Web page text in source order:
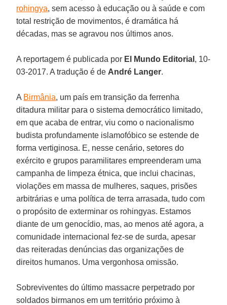
rohingya, sem acesso à educação ou à saúde e com
total restrição de movimentos, é dramática há
décadas, mas se agravou nos últimos anos.
A reportagem é publicada por El Mundo Editorial , 10-
03-2017. A tradução é de André Langer.
A Birmânia, um país em transição da ferrenha
ditadura militar para o sistema democrático limitado,
em que acaba de entrar, viu como o nacionalismo
budista profundamente islamofóbico se estende de
forma vertiginosa. E, nesse cenário, setores do
exército e grupos paramilitares empreenderam uma
campanha de limpeza étnica, que inclui chacinas,
violações em massa de mulheres, saques, prisões
arbitrárias e uma política de terra arrasada, tudo com
o propósito de exterminar os rohingyas. Estamos
diante de um genocídio, mas, ao menos até agora, a
comunidade internacional fez-se de surda, apesar
das reiteradas denúncias das organizações de
direitos humanos. Uma vergonhosa omissão.
Sobreviventes do último massacre perpetrado por
soldados birmanos em um território próximo à